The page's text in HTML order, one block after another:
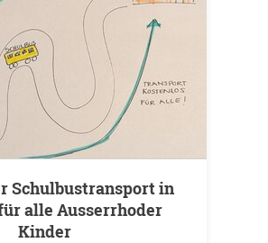
alle Ausserrhoder
Kinder